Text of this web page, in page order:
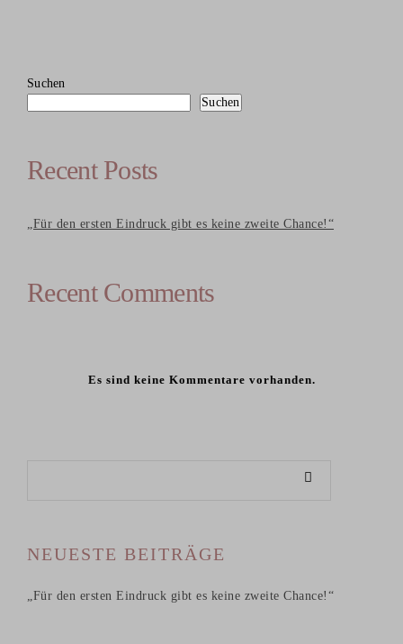
Suchen
Suchen
Recent Posts
„Für den ersten Eindruck gibt es keine zweite Chance!“
Recent Comments
Es sind keine Kommentare vorhanden.
NEUESTE BEITRÄGE
„Für den ersten Eindruck gibt es keine zweite Chance!“